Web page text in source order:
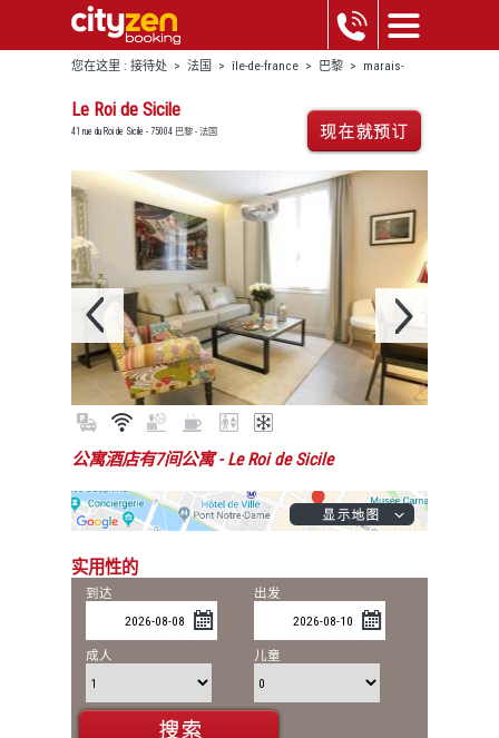
您在这里 : 接待处 > 法国 > île-de-france > 巴黎 > marais-
beaubourg>le roi de sicile
Le Roi de Sicile
41 rue du Roi de Sicile - 75004 巴黎 - 法国
公寓酒店有7间公寓- Le Roi de Sicile
实用性的
到达 出发
成人 儿童